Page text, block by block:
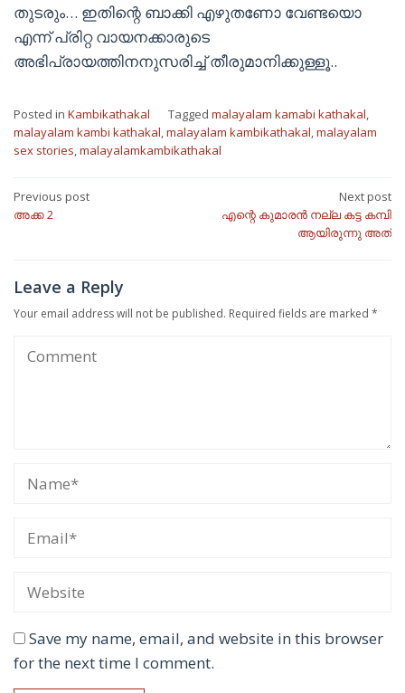
തുടരും… ഇതിന്റെ ബാക്കി എഴുതണോ വേണ്ടയൊ
എന്ന് പ്രിറ്റ വായനക്കാരുടെ
അഭിപ്രായത്തിനനുസരിച്ച് തീരുമാനിക്കുള്ളൂ..
Posted in Kambikathakal Tagged malayalam kamabi kathakal,
malayalam kambi kathakal,malayalam kambikathakal,malayalam
sex stories,malayalamkambikathakal
Post
navigation
Previous post
അക്ക 2
Next post
എന്റെ കുമാരൻ നല്ല കട്ട കമ്പി
ആയിരുന്നു അത്
Leave a Reply
Your email address will not be published. Required fields are marked *
Save my name, email, and website in this browser
for the next time I comment.